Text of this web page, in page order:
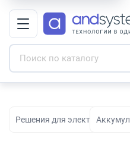
Решения для